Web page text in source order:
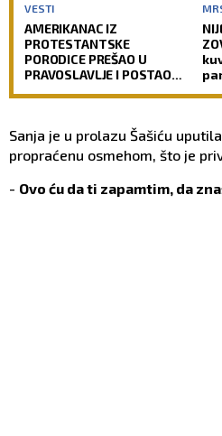
VESTI
AMERIKANAC IZ
PROTESTANTSKE
PORODICE PREŠAO U
PRAVOSLAVLJE I POSTAO
putu preobraćenja
Sanja je u prolazu Šašiću
propraćenu osmehom, što je
- Ovo ću da ti zapamtim, da